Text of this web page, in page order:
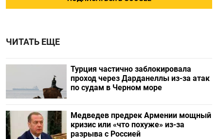
ЧИТАТЬ ЕЩЕ
Турция частично заблокировала
проход через Дарданеллы из-за атак
по судам в Черном море
Медведев предрек Армении мощный
кризис или «что похуже» из-за
разрыва с Россией